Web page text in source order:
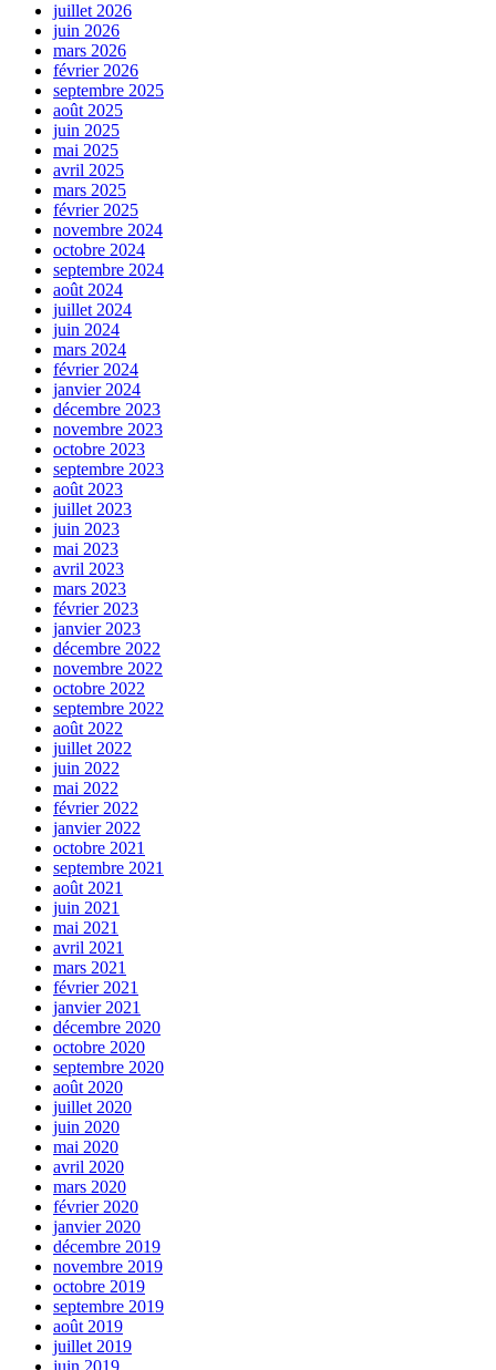
juillet 2026
juin 2026
mars 2026
février 2026
septembre 2025
août 2025
juin 2025
mai 2025
avril 2025
mars 2025
février 2025
novembre 2024
octobre 2024
septembre 2024
août 2024
juillet 2024
juin 2024
mars 2024
février 2024
janvier 2024
décembre 2023
novembre 2023
octobre 2023
septembre 2023
août 2023
juillet 2023
juin 2023
mai 2023
avril 2023
mars 2023
février 2023
janvier 2023
décembre 2022
novembre 2022
octobre 2022
septembre 2022
août 2022
juillet 2022
juin 2022
mai 2022
février 2022
janvier 2022
octobre 2021
septembre 2021
août 2021
juin 2021
mai 2021
avril 2021
mars 2021
février 2021
janvier 2021
décembre 2020
octobre 2020
septembre 2020
août 2020
juillet 2020
juin 2020
mai 2020
avril 2020
mars 2020
février 2020
janvier 2020
décembre 2019
novembre 2019
octobre 2019
septembre 2019
août 2019
juillet 2019